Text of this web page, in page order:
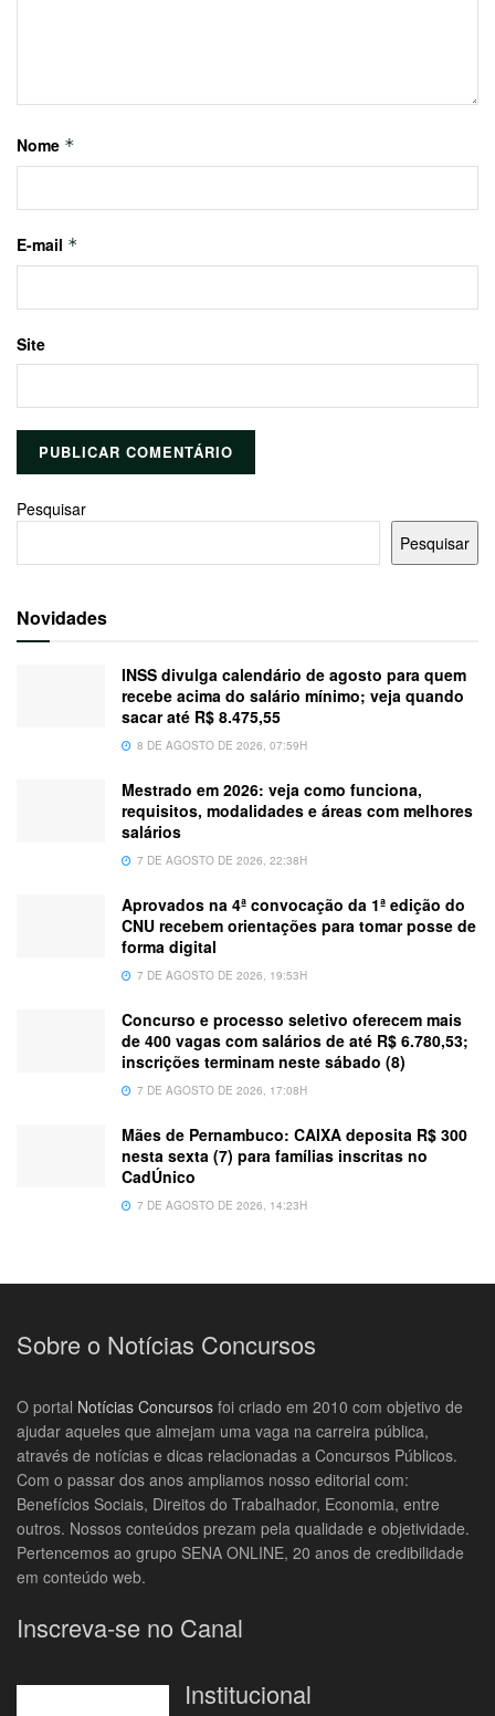
Nome *
E-mail *
Site
Pesquisar
Pesquisar
Novidades
INSS divulga calendário de agosto para quem
recebe acima do salário mínimo; veja quando
sacar até R$ 8.475,55
8 DE AGOSTO DE 2026, 07:59H
Mestrado em 2026: veja como funciona,
requisitos, modalidades e áreas com melhores
salários
7 DE AGOSTO DE 2026, 22:38H
Aprovados na 4ª convocação da 1ª edição do
CNU recebem orientações para tomar posse de
forma digital
7 DE AGOSTO DE 2026, 19:53H
Concurso e processo seletivo oferecem mais
de 400 vagas com salários de até R$ 6.780,53;
inscrições terminam neste sábado (8)
7 DE AGOSTO DE 2026, 17:08H
Mães de Pernambuco: CAIXA deposita R$ 300
nesta sexta (7) para famílias inscritas no
CadÚnico
7 DE AGOSTO DE 2026, 14:23H
Sobre o Notícias Concursos
O portal Notícias Concursos foi criado em 2010 com objetivo de
ajudar aqueles que almejam uma vaga na carreira pública,
através de notícias e dicas relacionadas a Concursos Públicos.
Com o passar dos anos ampliamos nosso editorial com:
Benefícios Sociais, Direitos do Trabalhador, Economia, entre
outros. Nossos conteúdos prezam pela qualidade e objetividade.
Pertencemos ao grupo SENA ONLINE, 20 anos de credibilidade
em conteúdo web.
Inscreva-se no Canal
Institucional